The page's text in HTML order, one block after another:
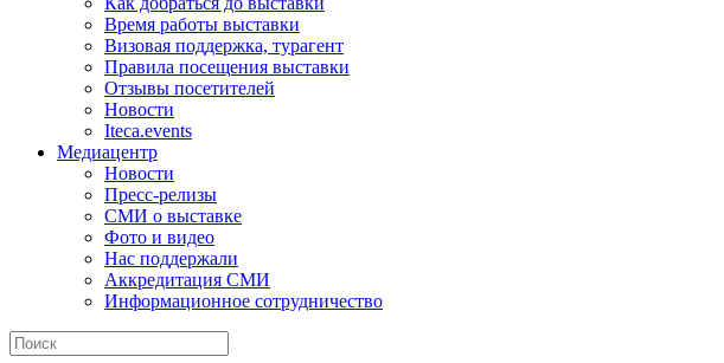
Время работы выставки
Визовая поддержка, турагент
Правила посещения выставки
Отзывы посетителей
Новости
Iteca.events
Медиацентр
Новости
Пресс-релизы
СМИ о выставке
Фото и видео
Нас поддержали
Аккредитация СМИ
Информационное сотрудничество